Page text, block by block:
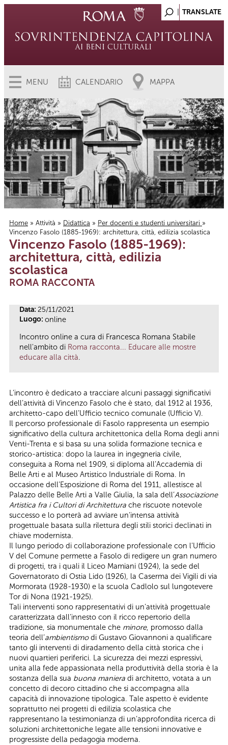
MENU CALENDARIO MAPPA
Tu sei qui
Home » Attività » Didattica » Per docenti e studenti universitari »
Vincenzo Fasolo (1885-1969): architettura, città, edilizia scolastica
Vincenzo Fasolo (1885-1969):
architettura, città, edilizia
scolastica
ROMA RACCONTA
Data: 25/11/2021
Luogo: online
Incontro online a cura di Francesca Romana Stabile
nell'ambito di Roma racconta... Educare alle mostre
educare alla città.
L’incontro è dedicato a tracciare alcuni passaggi significativi
dell’attività di Vincenzo Fasolo che è stato, dal 1912 al 1936,
architetto-capo dell’Ufficio tecnico comunale (Ufficio V).
Il percorso professionale di Fasolo rappresenta un esempio
significativo della cultura architettonica della Roma degli anni
Venti-Trenta e si basa su una solida formazione tecnica e
storico-artistica: dopo la laurea in ingegneria civile,
conseguita a Roma nel 1909, si diploma all’Accademia di
Belle Arti e al Museo Artistico Industriale di Roma. In
occasione dell’Esposizione di Roma del 1911, allestisce al
Palazzo delle Belle Arti a Valle Giulia, la sala dell’Associazione
Artistica fra i Cultori di Architettura che riscuote notevole
successo e lo porterà ad avviare un’intensa attività
progettuale basata sulla rilettura degli stili storici declinati in
chiave modernista.
Il lungo periodo di collaborazione professionale con l’Ufficio
V del Comune permette a Fasolo di redigere un gran numero
di progetti, tra i quali il Liceo Mamiani (1924), la sede del
Governatorato di Ostia Lido (1926), la Caserma dei Vigili di via
Mormorata (1928-1930) e la scuola Cadlolo sul lungotevere
Tor di Nona (1921-1925).
Tali interventi sono rappresentativi di un’attività progettuale
caratterizzata dall’innesto con il ricco repertorio della
tradizione, sia monumentale che minore, promosso dalla
teoria dell’ambientismodi Gustavo Giovannoni a qualificare
tanto gli interventi di diradamento della città storica che i
nuovi quartieri periferici. La sicurezza dei mezzi espressivi,
unita alla fede appassionata nella produttività della storia è la
sostanza della sua buona maniera di architetto, votata a un
concetto di decoro cittadino che si accompagna alla
capacità di innovazione tipologica. Tale aspetto è evidente
soprattutto nei progetti di edilizia scolastica che
rappresentano la testimonianza di un’approfondita ricerca di
soluzioni architettoniche legate alle tensioni innovative e
progressiste della pedagogia moderna.